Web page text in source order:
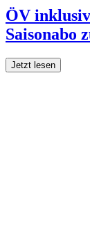
ÖV
Saisonabo
Jetzt lesen